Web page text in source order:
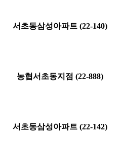
서초동삼성아파트 (22-140)
농협서초동지점 (22-888)
서초동삼성아파트 (22-142)